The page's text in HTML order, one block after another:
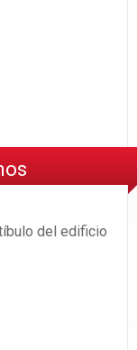
del edificio